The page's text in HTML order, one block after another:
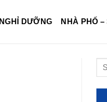
NGHỈ DƯỠNG NHÀ PHỐ